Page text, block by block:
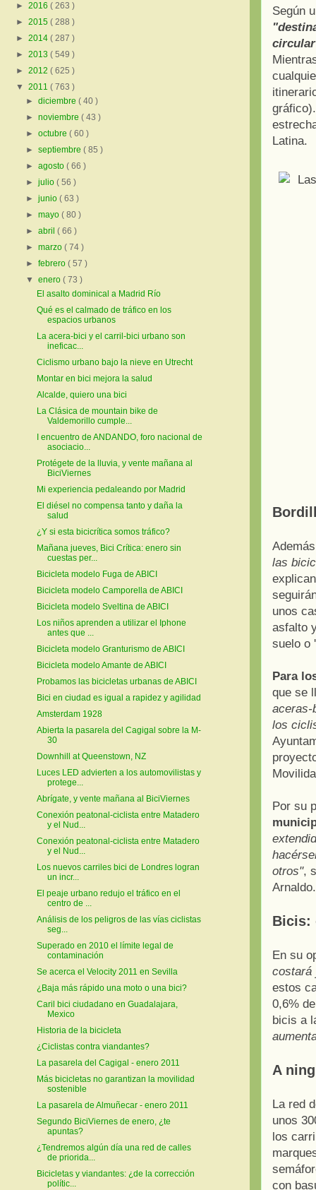
Según
Latina.
las
unos
asfalto
suelo o
Para
que se
aceras-
los
Por su
otros",
Arnaldo.
Bicis:
En su
costará
estos
0,6%
bicis a
A
La red
unos
los
con
► 2016 ( 263 )
► 2015 ( 288 )
► 2014 ( 287 )
► 2013 ( 549 )
► 2012 ( 625 )
▼ 2011 ( 763 )
►diciembre( 40 )
►noviembre( 43 )
►octubre( 60 )
►septiembre( 85 )
►agosto( 66 )
►julio( 56 )
►junio( 63 )
►mayo( 80 )
►abril( 66 )
►marzo( 74 )
►febrero( 57 )
▼enero( 73 )
El asalto dominical a Madrid Río
Qué es el calmado de tráfico en los
espacios urbanos
La acera-bici y el carril-bici urbano son
ineficac...
Ciclismo urbano bajo la nieve en Utrecht
Montar en bici mejora la salud
Alcalde, quiero una bici
La Clásica de mountain bike de
Valdemorillo cumple...
I encuentro de ANDANDO, foro nacional de
asociacio...
Protégete de la lluvia, y vente mañana al
BiciViernes
Mi experiencia pedaleando por Madrid
El diésel no compensa tanto y daña la
salud
¿Y si esta bicicrítica somos tráfico?
Mañana jueves, Bici Crítica: enero sin
cuestas per...
Bicicleta modelo Fuga de ABICI
Bicicleta modelo Camporella de ABICI
Bicicleta modelo Sveltina de ABICI
Los niños aprenden a utilizar el Iphone
antes que ...
Bicicleta modelo Granturismo de ABICI
Bicicleta modelo Amante de ABICI
Probamos las bicicletas urbanas de ABICI
Bici en ciudad es igual a rapidez y agilidad
Amsterdam 1928
Abierta la pasarela del Cagigal sobre la M-
30
Downhill at Queenstown, NZ
Luces LED advierten a los automovilistas y
protege...
Abrígate, y vente mañana al BiciViernes
Conexión peatonal-ciclista entre Matadero
y el Nud...
Conexión peatonal-ciclista entre Matadero
y el Nud...
Los nuevos carriles bici de Londres logran
un incr...
El peaje urbano redujo el tráfico en el
centro de ...
Análisis de los peligros de las vías ciclistas
seg...
Superado en 2010 el límite legal de
contaminación
Se acerca el Velocity 2011 en Sevilla
¿Baja más rápido una moto o una bici?
Caril bici ciudadano en Guadalajara,
Mexico
Historia de la bicicleta
¿Ciclistas contra viandantes?
La pasarela del Cagigal - enero 2011
Más bicicletas no garantizan la movilidad
sostenible
La pasarela de Almuñecar - enero 2011
Segundo BiciViernes de enero, ¿te
apuntas?
¿Tendremos algún día una red de calles
de priorida...
Bicicletas y viandantes: ¿de la corrección
polític...